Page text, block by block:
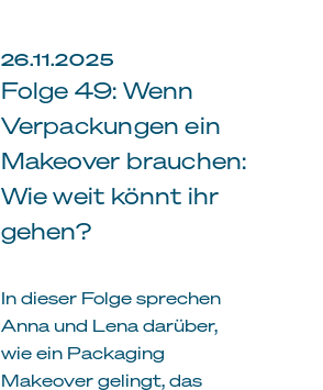
26.11.2025
Folge 49: Wenn
Verpackungen ein
Makeover brauchen:
Wie weit könnt ihr
gehen?
In dieser Folge sprechen
Anna und Lena darüber,
wie ein Packaging
Makeover gelingt, das